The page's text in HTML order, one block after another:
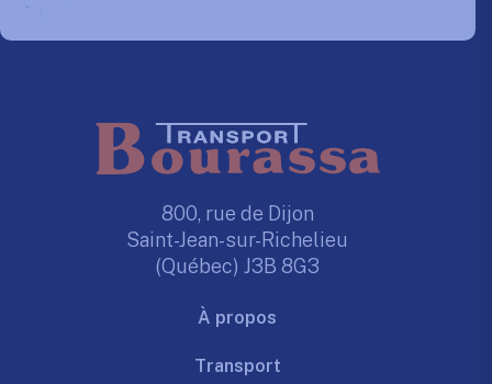
800, rue de Dijon
Saint-Jean-sur-Richelieu
(Québec) J3B 8G3
À propos
Transport